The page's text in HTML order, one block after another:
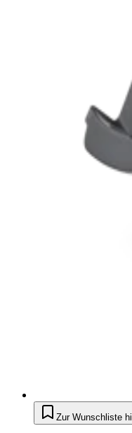
Zur Wunschliste